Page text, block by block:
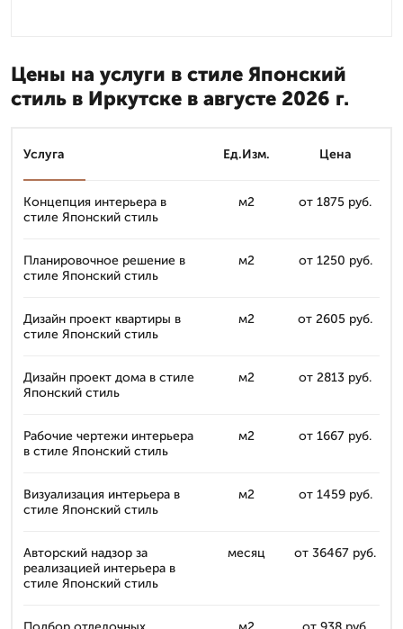
Цены на услуги в стиле Японский
стиль в Иркутске в августе 2026 г.
Услуга Ед.Изм. Цена
Концепция интерьера в
стиле Японский стиль
м2 от 1875 руб.
Планировочное решение в
стиле Японский стиль
м2 от 1250 руб.
Дизайн проект квартиры в
стиле Японский стиль
м2 от 2605 руб.
Дизайн проект дома в стиле
Японский стиль
м2 от 2813 руб.
Рабочие чертежи интерьера
в стиле Японский стиль
м2 от 1667 руб.
Визуализация интерьера в
стиле Японский стиль
м2 от 1459 руб.
Авторский надзор за
реализацией интерьера в
стиле Японский стиль
месяц от 36467 руб.